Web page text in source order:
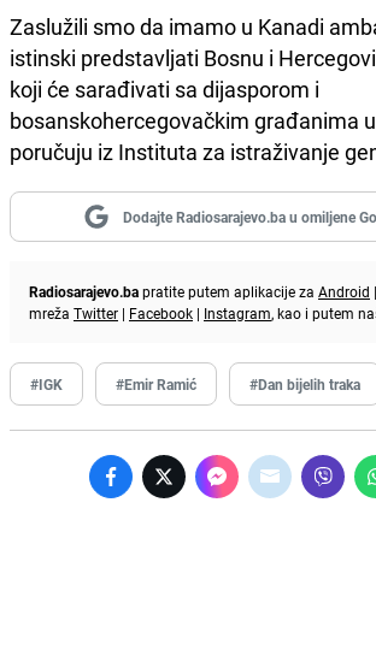
Zaslužili smo da imamo u Kanadi
istinski predstavljati Bosnu i
koji će sarađivati sa dijasporom i
bosanskohercegovačkim građanima
poručuju iz Instituta za istraživanje
Dodajte Radiosarajevo.ba u omiljene
Radiosarajevo.bapratite putem aplikacije za Android |
mreža Twitter | Facebook | Instagram, kao i putem
#IGK #Emir Ramić #Dan bijelih traka